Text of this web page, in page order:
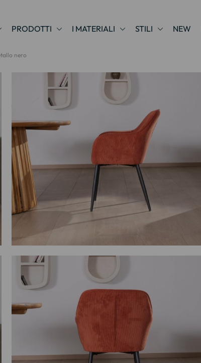
PRODOTTI I MATERIALI STILI NEW
nero